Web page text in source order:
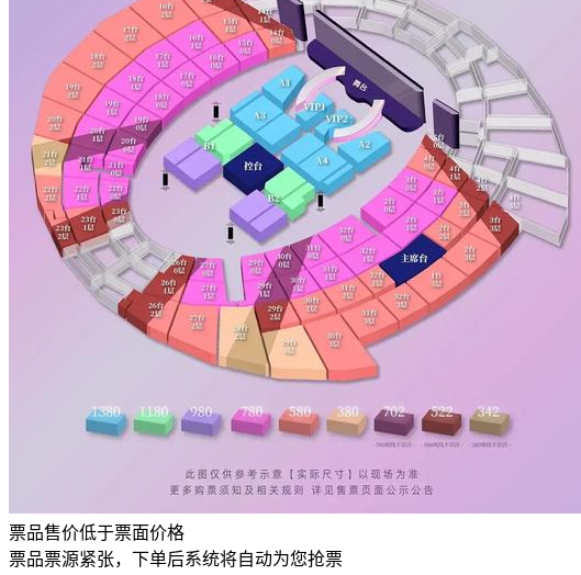
票品售价低于票面价格
票品票源紧张，下单后系统将自动为您抢票